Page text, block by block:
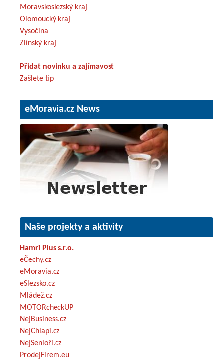
Moravskoslezský kraj
Olomoucký kraj
Vysočina
Zlínský kraj
Přidat novinku a zajímavost
Zašlete tip
eMoravia.cz News
Naše projekty a aktivity
Hamri Plus s.r.o.
eČechy.cz
eMoravia.cz
eSlezsko.cz
Mládež.cz
MOTORcheckUP
NejBusiness.cz
NejChlapi.cz
NejSenioři.cz
ProdejFirem.eu